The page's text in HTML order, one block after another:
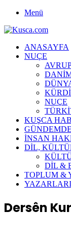
Menü
ANASAYFA
NUÇE
NUÇE
KUŞCA
İNSAN
DİL,
DİL &
TOPLUM &
Dersên